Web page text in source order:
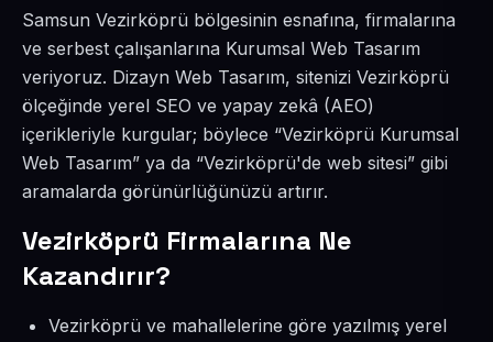
Samsun Vezirköprü bölgesinin esnafına, firmalarına
ve serbest çalışanlarına Kurumsal Web Tasarım
veriyoruz. Dizayn Web Tasarım, sitenizi Vezirköprü
ölçeğinde yerel SEO ve yapay zekâ (AEO)
içerikleriyle kurgular; böylece “Vezirköprü Kurumsal
Web Tasarım” ya da “Vezirköprü'de web sitesi” gibi
aramalarda görünürlüğünüzü artırır.
Vezirköprü Firmalarına Ne
Kazandırır?
Vezirköprü ve mahallelerine göre yazılmış yerel